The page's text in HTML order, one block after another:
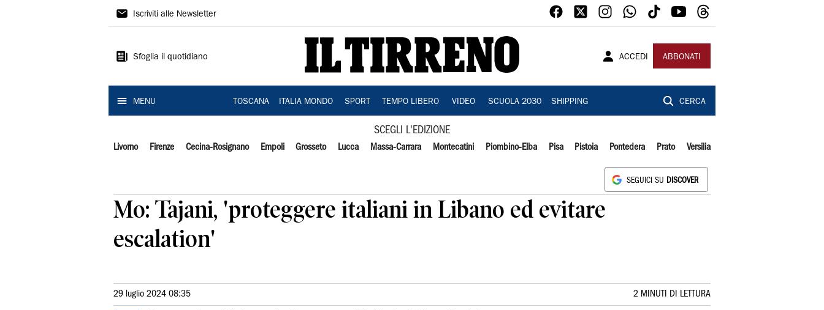
Il
Iscriviti alle Newsletter
Sfoglia il quotidiano ACCEDI ABBONATI
MENU TOSCANA ITALIA MONDO SPORT TEMPO LIBERO VIDEO SCUOLA 2030 SHIPPING CERCA
SCEGLI L'EDIZIONE
Livorno Firenze Cecina-Rosignano Empoli Grosseto Lucca Massa-Carrara Montecatini Piombino-Elba Pisa Pistoia Pontedera Prato Versilia
SEGUICI SU DISCOVER
Mo: Tajani, 'proteggere italiani in Libano ed evitare
escalation'
29 luglio 2024 08:35 2 MINUTI DI LETTURA